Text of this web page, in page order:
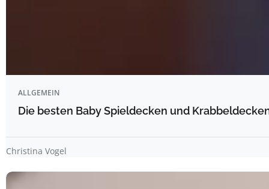
ALLGEMEIN
Die besten Baby Spieldecken und
Christina Vogel